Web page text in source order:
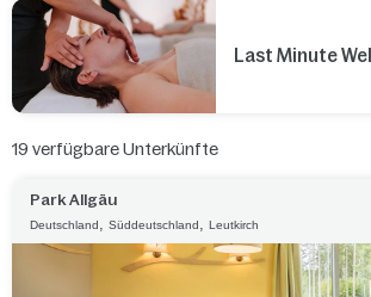
Last Minute
19 verfügbare Unterkünfte
Park Allgäu
Deutschland, Süddeutschland, Leutkirch